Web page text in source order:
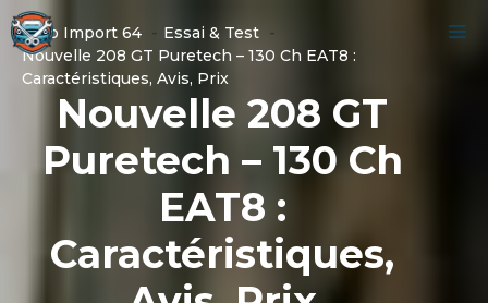
Aller
au
contenu
Auto Import 64
Essai & Test
Nouvelle 208 GT Puretech – 130 Ch EAT8 :
Caractéristiques, Avis, Prix
Nouvelle 208 GT
Puretech – 130 Ch
EAT8 :
Caractéristiques,